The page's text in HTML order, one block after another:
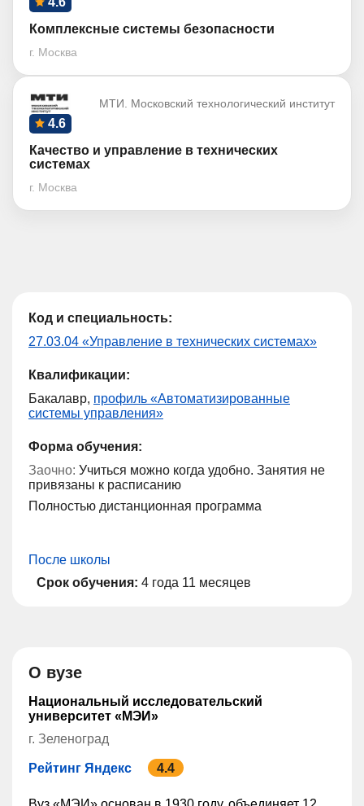
Комплексные системы безопасности
г. Москва
МТИ. Московский технологический институт
4.6
Качество и управление в технических
системах
г. Москва
Код и специальность:
27.03.04 «Управление в технических системах»
Квалификации:
Бакалавр, профиль «Автоматизированные
системы управления»
Форма обучения:
Заочно: Учиться можно когда удобно. Занятия не
привязаны к расписанию
Полностью дистанционная программа
После школы
Срок обучения: 4 года 11 месяцев
О вузе
Национальный исследовательский
университет «МЭИ»
г. Зеленоград
Рейтинг Яндекс 4.4